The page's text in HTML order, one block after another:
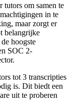
tutors om samen te
in te
maar zorgt er
belangrijke
hoogste
SOC 2-
tot 3 transcripties
is. Dit biedt een
uit te proberen